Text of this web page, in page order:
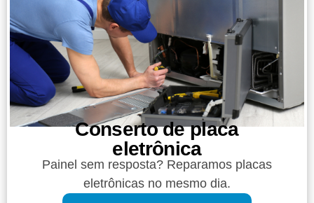
Conserto de placa
eletrônica
Painel sem resposta? Reparamos placas
eletrônicas no mesmo dia.